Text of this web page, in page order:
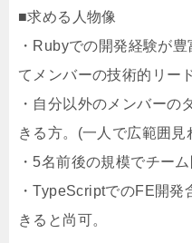
■求める人物像
・Rubyでの開発経験が
てメンバーの技術的リー
・自分以外のメンバーの
きる方。(一人で広範囲見
・5名前後の規模でチー
・TypeScriptでのFE開
きると尚可。